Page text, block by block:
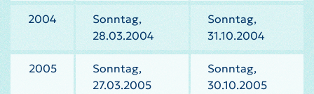
2004
Sonntag,
28.03.2004
Sonntag,
31.10.2004
2005
Sonntag,
27.03.2005
Sonntag,
30.10.2005